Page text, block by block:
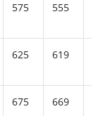
575 555
625 619
675 669